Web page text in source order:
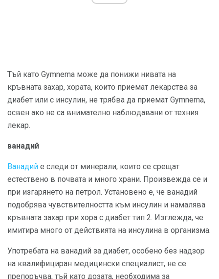
Тъй като Gymnema може да понижи нивата на
кръвната захар, хората, които приемат лекарства за
диабет или с инсулин, не трябва да приемат Gymnema,
освен ако не са внимателно наблюдавани от техния
лекар.
ванадий
Ванадий е следи от минерали, които се срещат
естествено в почвата и много храни. Произвежда се и
при изгарянето на петрол. Установено е, че ванадий
подобрява чувствителността към инсулин и намалява
кръвната захар при хора с диабет тип 2. Изглежда, че
имитира много от действията на инсулина в организма.
Употребата на ванадий за диабет, особено без надзор
на квалифициран медицински специалист, не се
препоръчва, тъй като дозата, необходима за